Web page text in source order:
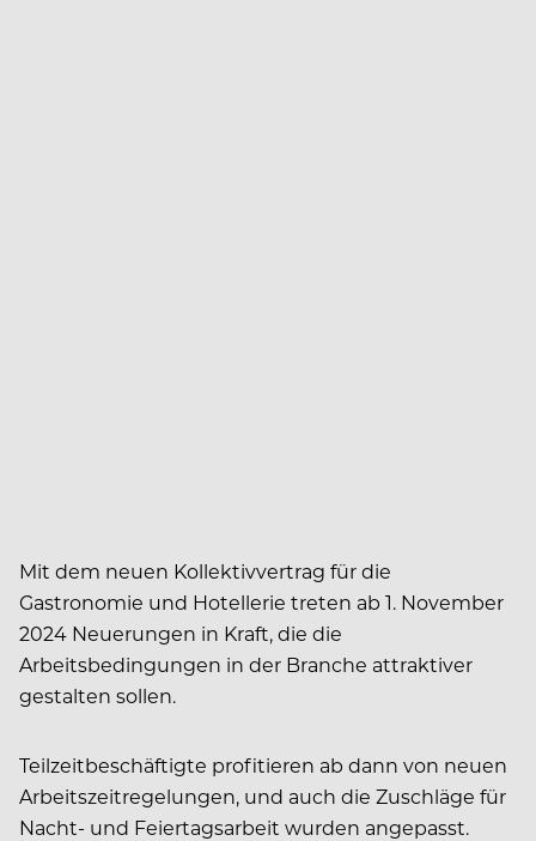
Mit dem neuen Kollektivvertrag für die
Gastronomie und Hotellerie treten ab 1. November
2024 Neuerungen in Kraft, die die
Arbeitsbedingungen in der Branche attraktiver
gestalten sollen.
Teilzeitbeschäftigte profitieren ab dann von neuen
Arbeitszeitregelungen, und auch die Zuschläge für
Nacht- und Feiertagsarbeit wurden angepasst.